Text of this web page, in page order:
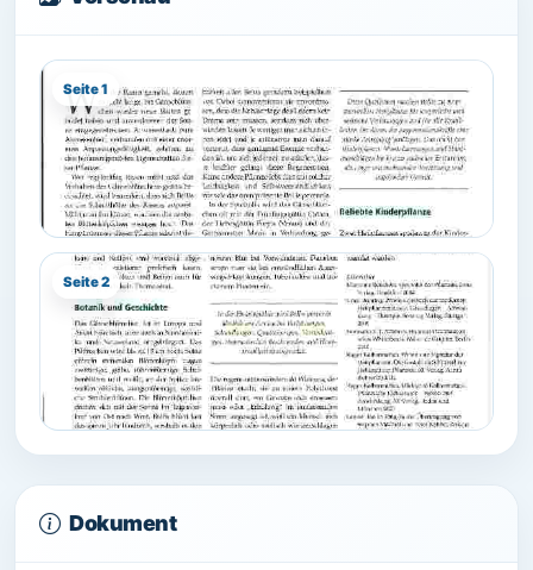
Seite 1
Seite 2
Dokument